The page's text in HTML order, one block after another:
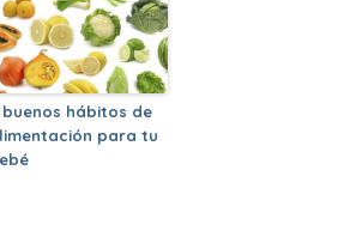
buenos hábitos de
para tu